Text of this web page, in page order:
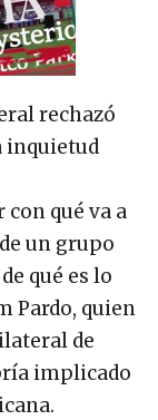
rechazó
inquietud
qué va a
un grupo
qué es lo
Pardo, quien
de
implicado